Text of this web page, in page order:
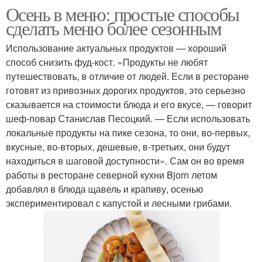
Осень в меню: простые способы
сделать меню более сезонным
Использование актуальных продуктов — хороший
способ снизить фуд-кост. «Продукты не любят
путешествовать, в отличие от людей. Если в ресторане
готовят из привозных дорогих продуктов, это серьезно
сказывается на стоимости блюда и его вкусе, — говорит
шеф-повар Станислав Песоцкий. — Если использовать
локальные продукты на пике сезона, то они, во-первых,
вкусные, во-вторых, дешевые, в-третьих, они будут
находиться в шаговой доступности». Сам он во время
работы в ресторане северной кухни Bjorn летом
добавлял в блюда щавель и крапиву, осенью
экспериментировал с капустой и лесными грибами.